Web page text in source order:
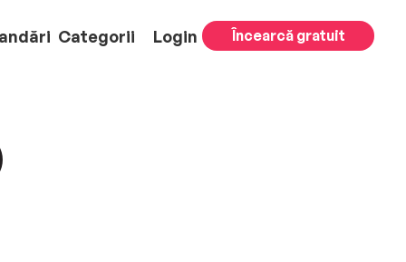
Categorii Login Încearcă gratuit